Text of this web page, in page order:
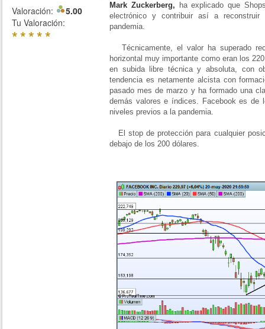
Valoración:
5.00
Tu Valoración:
*****
Mark Zuckerberg,
ha explicado que
electrónico y contribuir así a
pandemia.
Técnicamente, el valor ha superado
horizontal muy importante como eran los
en subida libre técnica y absoluta, con
tendencia es netamente alcista con
pasado mes de marzo y ha formado una
demás valores e índices. Facebook es de
niveles previos a la pandemia.
El stop de protección para cualquier
debajo de los 200 dólares.